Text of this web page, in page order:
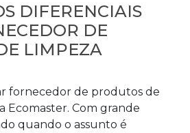
DIFERENCIAIS
DE
LIMPEZA
fornecedor de produtos de
Ecomaster. Com grande
quando o assunto é